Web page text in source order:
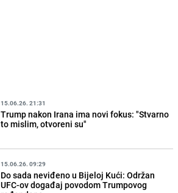
15.06.26. 21:31
Trump nakon Irana ima novi fokus: "Stvarno
to mislim, otvoreni su"
15.06.26. 09:29
Do sada neviđeno u Bijeloj Kući: Održan
UFC-ov događaj povodom Trumpovog